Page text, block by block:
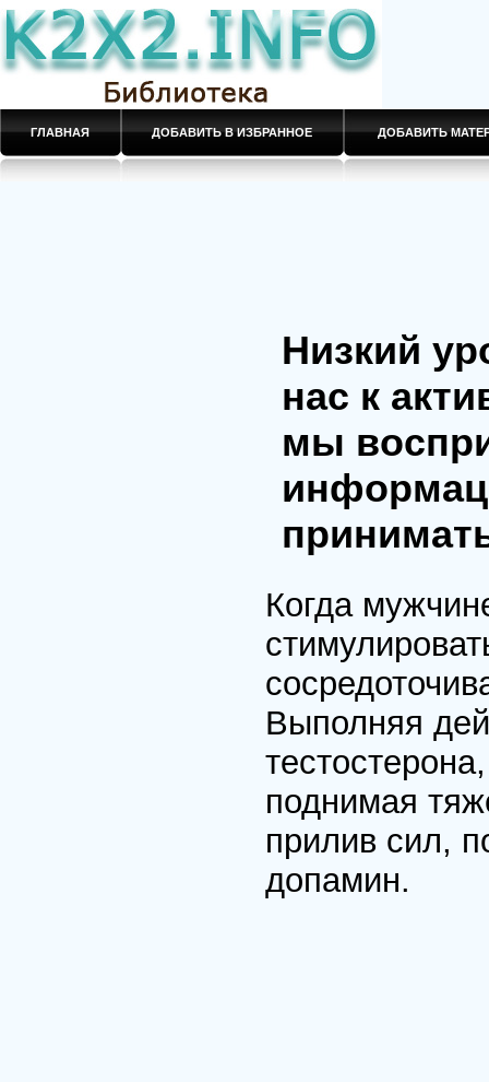
ГЛАВНАЯ ДОБАВИТЬ В ИЗБРАННОЕ ДОБАВИТЬ
Низкий
нас к
мы
Когда
Выполняя
поднимая
прилив сил,
допамин.